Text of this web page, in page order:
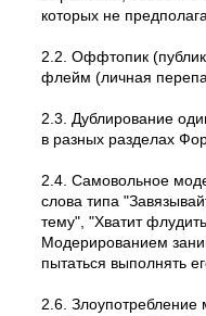
которых не
2.2. Оффтопик
флейм (личная
2.3. Дублирование
в разных разделах
2.4. Самовольное
слова типа
тему", "Хватит
Модерированием
пытаться выполнять
2.6.